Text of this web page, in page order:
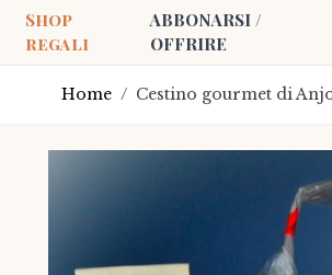
Shop
regali
ABBONARSI /
OFFRIRE
Home / Cestino gourmet di